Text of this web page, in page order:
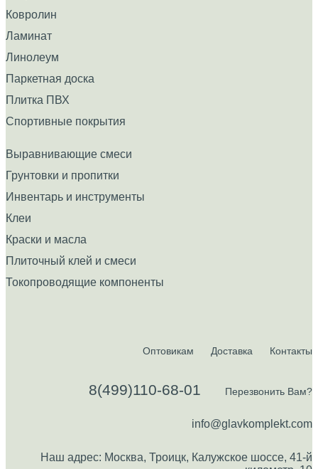
Ковролин
Ламинат
Линолеум
Паркетная доска
Плитка ПВХ
Спортивные покрытия
Выравнивающие смеси
Грунтовки и пропитки
Инвентарь и инструменты
Клеи
Краски и масла
Плиточный клей и смеси
Токопроводящие компоненты
Оптовикам Доставка Контакты
8(499)110-68-01 Перезвонить Вам?
info@glavkomplekt.com
Наш адрес: Москва, Троицк, Калужское шоссе, 41-й